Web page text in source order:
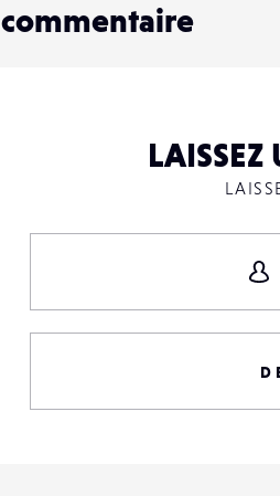
commentaire
LAISSEZ